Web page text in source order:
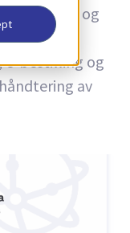
prosesser og
for
e-bestilling og
av